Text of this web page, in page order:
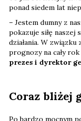
ponad siedem lat
– Jestem dumny z
pokazuje siłę
działania. W
prognozy na cały
prezes i dyrektor
Coraz bliżej
Po bardzo mocnym